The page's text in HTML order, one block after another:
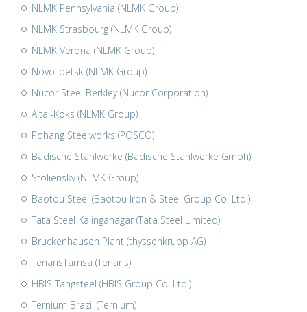
NLMK Pennsylvania (NLMK Group)
NLMK Strasbourg (NLMK Group)
NLMK Verona (NLMK Group)
Novolipetsk (NLMK Group)
Nucor Steel Berkley (Nucor Corporation)
Altai-Koks (NLMK Group)
Pohang Steelworks (POSCO)
Badische Stahlwerke (Badische Stahlwerke Gmbh)
Stoliensky (NLMK Group)
Baotou Steel (Baotou Iron & Steel Group Co. Ltd.)
Tata Steel Kalinganagar (Tata Steel Limited)
Bruckenhausen Plant (thyssenkrupp AG)
TenarisTamsa (Tenaris)
HBIS Tangsteel (HBIS Group Co. Ltd.)
Ternium Brazil (Ternium)